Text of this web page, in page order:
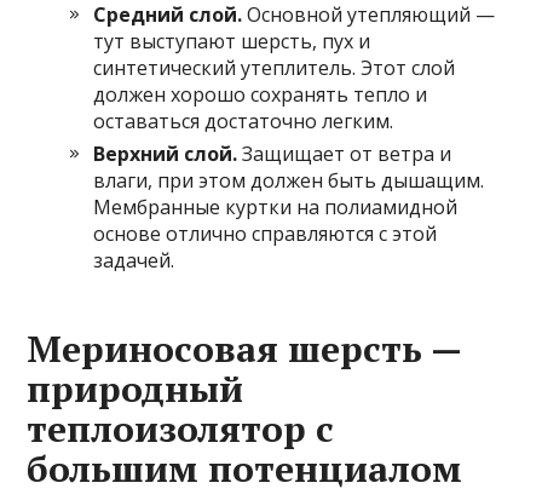
Средний слой.Основной утепляющий —
тут выступают шерсть, пух и
синтетический утеплитель. Этот слой
должен хорошо сохранять тепло и
оставаться достаточно легким.
Верхний слой.Защищает от ветра и
влаги, при этом должен быть дышащим.
Мембранные куртки на полиамидной
основе отлично справляются с этой
задачей.
Мериносовая шерсть —
природный
теплоизолятор с
большим потенциалом